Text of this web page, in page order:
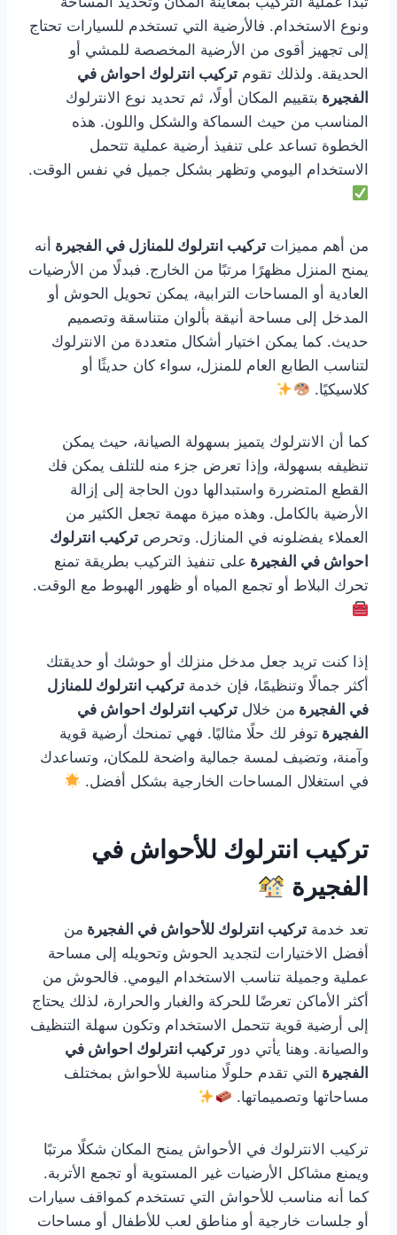
ونوع الاستخدام. فالأرضية التي تستخدم للسيارات تحتاج
إلى تجهيز أقوى من الأرضية المخصصة للمشي أو
الحديقة. ولذلك تقوم تركيب انترلوك احواش في
الفجيرة بتقييم المكان أولًا، ثم تحديد نوع الانترلوك
المناسب من حيث السماكة والشكل واللون. هذه
الخطوة تساعد على تنفيذ أرضية عملية تتحمل
الاستخدام اليومي وتظهر بشكل جميل في نفس الوقت.
من أهم مميزات تركيب انترلوك للمنازل في الفجيرة أنه
يمنح المنزل مظهرًا مرتبًا من الخارج. فبدلًا من الأرضيات
العادية أو المساحات الترابية، يمكن تحويل الحوش أو
المدخل إلى مساحة أنيقة بألوان متناسقة وتصميم
حديث. كما يمكن اختيار أشكال متعددة من الانترلوك
لتناسب الطابع العام للمنزل، سواء كان حديثًا أو
كلاسيكيًا.
كما أن الانترلوك يتميز بسهولة الصيانة، حيث يمكن
تنظيفه بسهولة، وإذا تعرض جزء منه للتلف يمكن فك
القطع المتضررة واستبدالها دون الحاجة إلى إزالة
الأرضية بالكامل. وهذه ميزة مهمة تجعل الكثير من
العملاء يفضلونه في المنازل. وتحرص تركيب انترلوك
احواش في الفجيرة على تنفيذ التركيب بطريقة تمنع
تحرك البلاط أو تجمع المياه أو ظهور الهبوط مع الوقت.
إذا كنت تريد جعل مدخل منزلك أو حوشك أو حديقتك
أكثر جمالًا وتنظيمًا، فإن خدمة تركيب انترلوك للمنازل
في الفجيرة من خلال تركيب انترلوك احواش في
الفجيرة توفر لك حلًا مثاليًا. فهي تمنحك أرضية قوية
وآمنة، وتضيف لمسة جمالية واضحة للمكان، وتساعدك
في استغلال المساحات الخارجية بشكل أفضل.
تركيب انترلوك للأحواش في
الفجيرة
تعد خدمة تركيب انترلوك للأحواش في الفجيرة من
أفضل الاختيارات لتجديد الحوش وتحويله إلى مساحة
عملية وجميلة تناسب الاستخدام اليومي. فالحوش من
أكثر الأماكن تعرضًا للحركة والغبار والحرارة، لذلك يحتاج
إلى أرضية قوية تتحمل الاستخدام وتكون سهلة التنظيف
والصيانة. وهنا يأتي دور تركيب انترلوك احواش في
الفجيرة التي تقدم حلولًا مناسبة للأحواش بمختلف
مساحاتها وتصميماتها.
تركيب الانترلوك في الأحواش يمنح المكان شكلًا مرتبًا
ويمنع مشاكل الأرضيات غير المستوية أو تجمع الأتربة.
كما أنه مناسب للأحواش التي تستخدم كمواقف سيارات
أو جلسات خارجية أو مناطق لعب للأطفال أو مساحات